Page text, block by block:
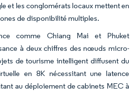
et les conglomérats locaux mettent en
de disponibilité multiples.
comme Chiang Mai et Phuket
à deux chiffres des nœuds micro-
de tourisme intelligent diffusent du
en 8K nécessitant une latence
au déploiement de cabinets MEC à